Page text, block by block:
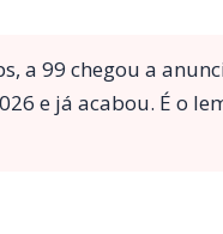
a 99 chegou a
e já acabou. É o